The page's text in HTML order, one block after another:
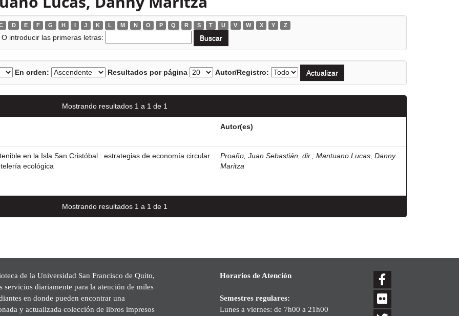
D E F G H I J K L M N O P Q R S T U V W X Y Z
O introducir las primeras letras:
En orden: Resultados por página Autor/Registro:
Mostrando resultados 1 a 1 de 1
Autor(es)
en la Isla San Cristóbal : estrategias de economía circular
ecológica
Proaño, Juan Sebastián, dir. ; Mantuano Lucas, Danny
Maritza
Mostrando resultados 1 a 1 de 1
de la Universidad San Francisco de Quito,
servicios diariamente para la atención de miles
en donde pueden encontrar una
y actualizada colección de libros impresos
Horarios de Atención
Semestres regulares:
Lunes a viernes: de 7h00 a 21h00